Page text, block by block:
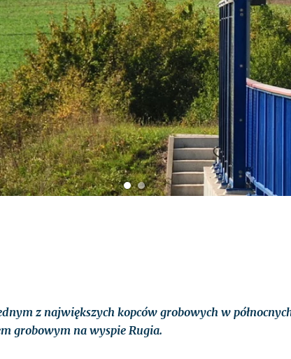
z największych kopców grobowych w
grobowym na wyspie Rugia.